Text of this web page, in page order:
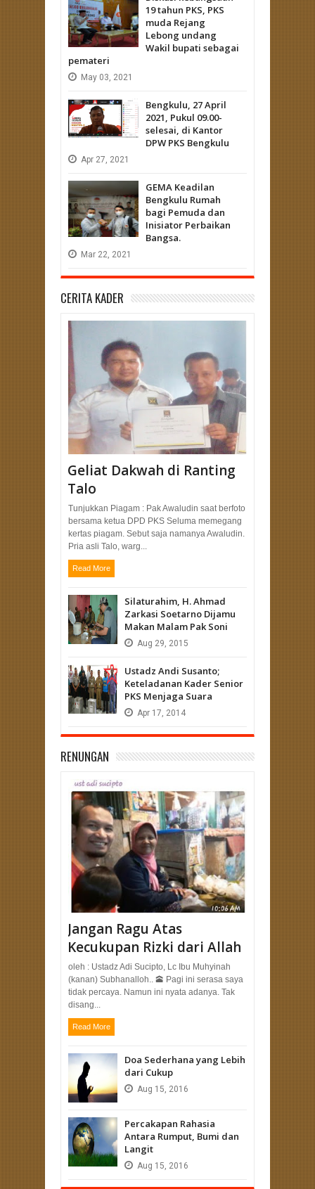
19 tahun PKS, PKS
muda Rejang
Lebong undang
Wakil bupati sebagai
pemateri
May 03, 2021
Bengkulu, 27 April
2021, Pukul 09.00-
selesai, di Kantor
DPW PKS Bengkulu
Apr 27, 2021
GEMA Keadilan
Bengkulu Rumah
bagi Pemuda dan
Inisiator Perbaikan
Bangsa.
Mar 22, 2021
CERITA KADER
Geliat Dakwah di Ranting
Talo
Tunjukkan Piagam : Pak Awaludin saat berfoto
bersama ketua DPD PKS Seluma memegang
kertas piagam. Sebut saja namanya Awaludin.
Pria asli Talo, warg...
Read More
Silaturahim, H. Ahmad
Zarkasi Soetarno Dijamu
Makan Malam Pak Soni
Aug 29, 2015
Ustadz Andi Susanto;
Keteladanan Kader Senior
PKS Menjaga Suara
Apr 17, 2014
RENUNGAN
Jangan Ragu Atas
Kecukupan Rizki dari Allah
oleh : Ustadz Adi Sucipto, Lc Ibu Muhyinah
(kanan) Subhanalloh.. 🕋 Pagi ini serasa saya
tidak percaya. Namun ini nyata adanya. Tak
disang...
Read More
Doa Sederhana yang Lebih
dari Cukup
Aug 15, 2016
Percakapan Rahasia
Antara Rumput, Bumi dan
Langit
Aug 15, 2016